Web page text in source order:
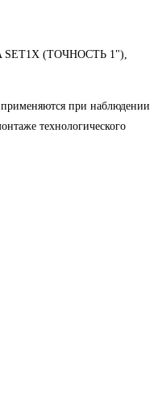
(ТОЧНОСТЬ 1"),
при наблюдении
технологического